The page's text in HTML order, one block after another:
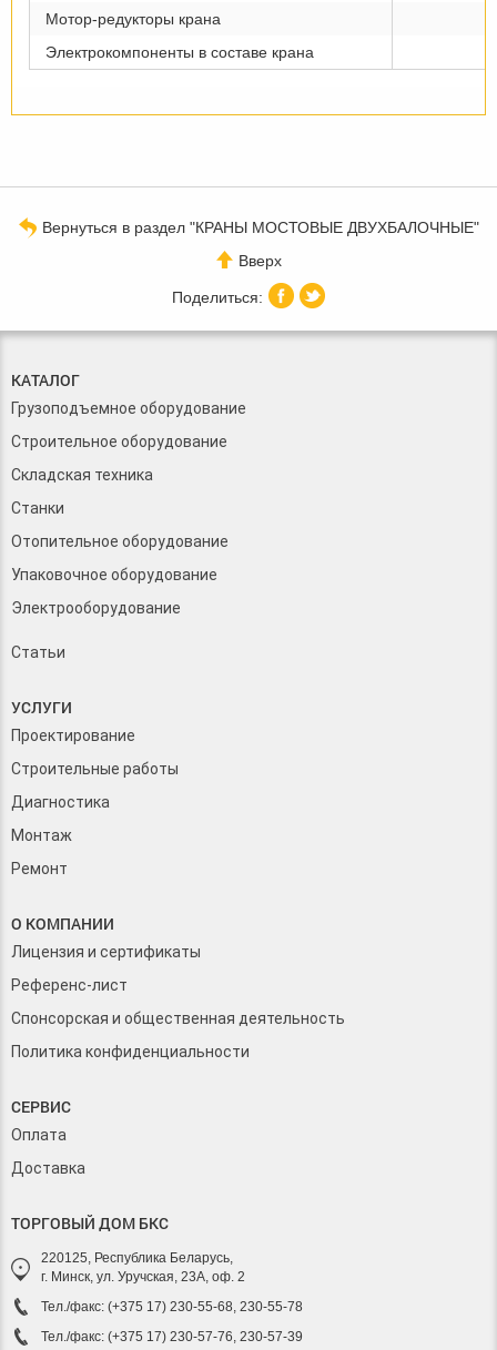
Мотор-редукторы крана
Электрокомпоненты в составе крана
Вернуться в раздел "КРАНЫ МОСТОВЫЕ ДВУХБАЛОЧНЫЕ"
Вверх
КАТАЛОГ
Грузоподъемное оборудование
Строительное оборудование
Складская техника
Станки
Отопительное оборудование
Упаковочное оборудование
Электрооборудование
Статьи
УСЛУГИ
Проектирование
Строительные работы
Диагностика
Монтаж
Ремонт
О КОМПАНИИ
Лицензия и сертификаты
Референс-лист
Спонсорская и общественная деятельность
Политика конфиденциальности
СЕРВИС
Оплата
Доставка
ТОРГОВЫЙ ДОМ БКС
220125, Республика Беларусь,
г. Минск, ул. Уручская, 23А, оф. 2
Тел./факс: (+375 17) 230-55-68, 230-55-78
Тел./факс: (+375 17) 230-57-76, 230-57-39